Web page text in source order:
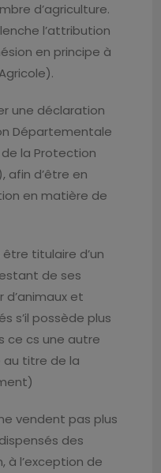
d’agriculture.
l’attribution
en principe à
une déclaration
Départementale
la Protection
afin d’être en
en matière de
être titulaire d’un
de ses
d’animaux et
s’il possède plus
ce cs une autre
titre de la
vendent pas plus
des
à l’exception de